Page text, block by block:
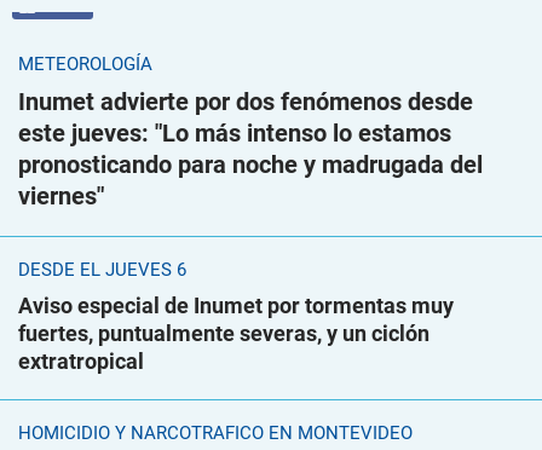
METEOROLOGÍA
Inumet advierte por dos fenómenos desde
este jueves: "Lo más intenso lo estamos
pronosticando para noche y madrugada del
viernes"
DESDE EL JUEVES 6
Aviso especial de Inumet por tormentas muy
fuertes, puntualmente severas, y un ciclón
extratropical
HOMICIDIO Y NARCOTRÁFICO EN MONTEVIDEO